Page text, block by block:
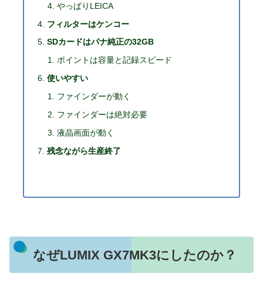
やっぱりLEICA
フィルターはケンコー
SDカードはパナ純正の32GB
ポイントは容量と記録スピード
使いやすい
ファインダーが動く
ファインダーは絶対必要
液晶画面が動く
残念ながら生産終了
なぜLUMIX GX7MK3にしたのか？